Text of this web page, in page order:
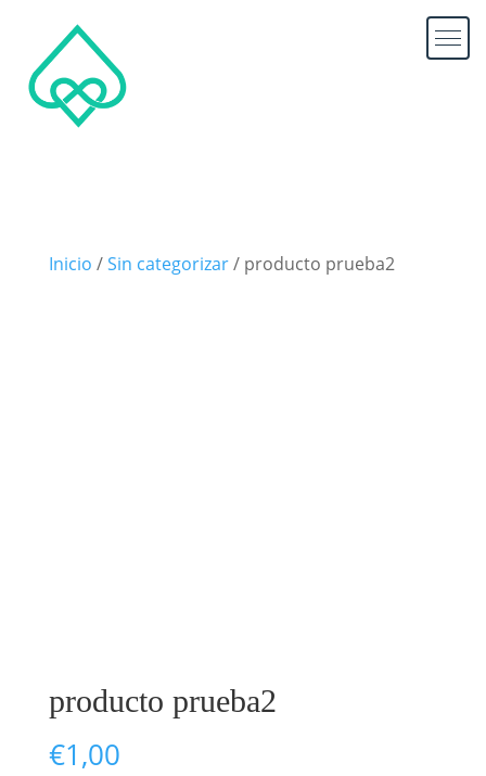
Inicio /Sin categorizar/ producto prueba2
producto prueba2
€1,00